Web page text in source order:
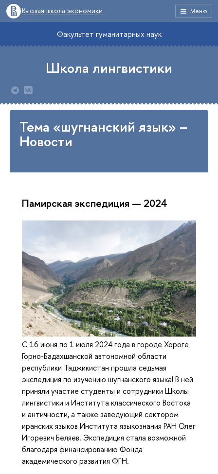
Меню
Высшая школа экономики
Факультет гуманитарных наук
Школа лингвистики
Тема «шугнанский язык» –
Новости
Памирская экспедиция — 2024
С 16 июня по 1 июля 2024 года в городе Хороге
Горно-Бадахшанской автономной области
республики Таджикистан прошла седьмая
экспедиция по изучению шугнанского языка! В ней
приняли участие студенты и сотрудники Школы
лингвистики и Института классического Востока
и античности, а также заведующий сектором
иранских языков Института языкознания РАН Олег
Игоревич Беляев. Экспедиция стала возможной
благодаря финансированию Фонда
академического развития ФГН.